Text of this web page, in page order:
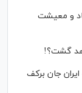
و معیشت
گشت؟!
جان برکف